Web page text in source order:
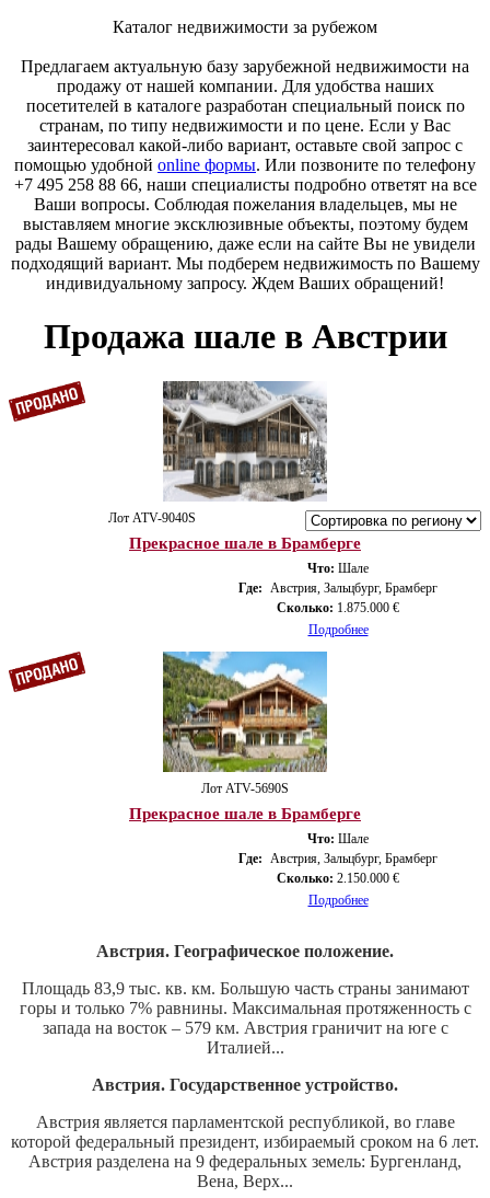
Каталог недвижимости за рубежом
Предлагаем актуальную базу зарубежной недвижимости на
продажу от нашей компании. Для удобства наших
посетителей в каталоге разработан специальный поиск по
странам, по типу недвижимости и по цене. Если у Вас
заинтересовал какой-либо вариант, оставьте свой запрос с
помощью удобной online формы. Или позвоните по телефону
+7 495 258 88 66, наши специалисты подробно ответят на все
Ваши вопросы. Соблюдая пожелания владельцев, мы не
выставляем многие эксклюзивные объекты, поэтому будем
рады Вашему обращению, даже если на сайте Вы не увидели
подходящий вариант. Мы подберем недвижимость по Вашему
индивидуальному запросу. Ждем Ваших обращений!
Продажа шале в Австрии
Лот ATV-9040S
Прекрасное шале в Брамберге
Что: Шале
Где: Австрия, Зальцбург, Брамберг
Сколько: 1.875.000 €
Подробнее
Лот ATV-5690S
Прекрасное шале в Брамберге
Что: Шале
Где: Австрия, Зальцбург, Брамберг
Сколько: 2.150.000 €
Подробнее
Австрия. Географическое положение.
Площадь 83,9 тыс. кв. км. Большую часть страны занимают
горы и только 7% равнины. Максимальная протяженность с
запада на восток – 579 км. Австрия граничит на юге с
Италией...
Австрия. Государственное устройство.
Австрия является парламентской республикой, во главе
которой федеральный президент, избираемый сроком на 6 лет.
Австрия разделена на 9 федеральных земель: Бургенланд,
Вена, Верх...